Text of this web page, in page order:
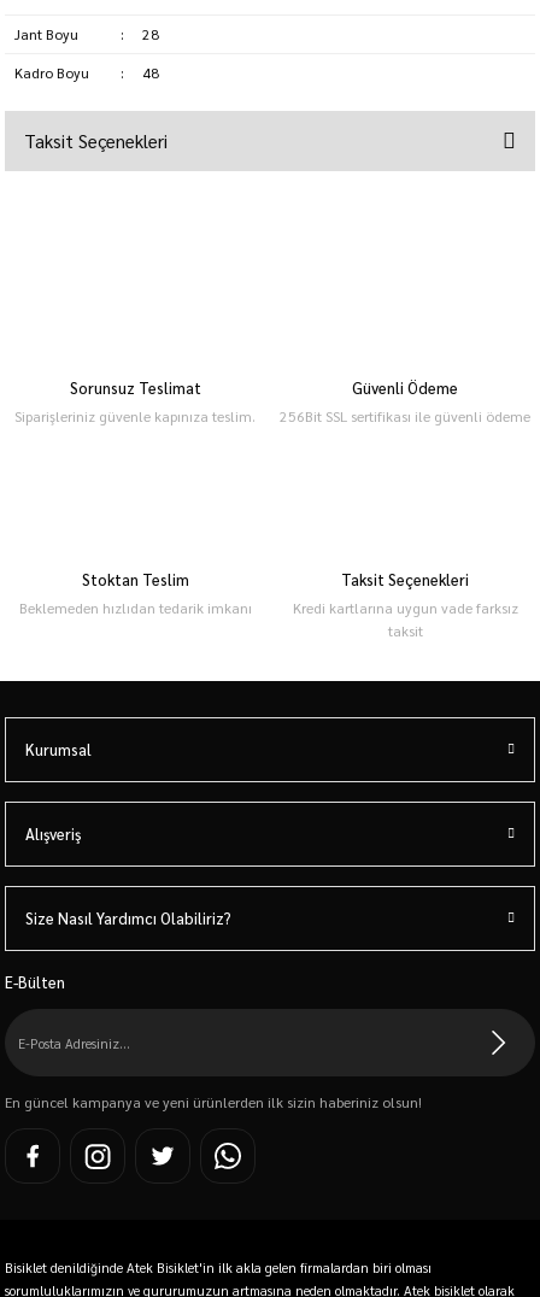
Jant Boyu :
28
Kadro Boyu
: 48
Taksit Seçenekleri
Sorunsuz Teslimat
Siparişleriniz güvenle kapınıza teslim.
Güvenli Ödeme
256Bit SSL sertifikası ile güvenli ödeme
Stoktan Teslim
Beklemeden hızlıdan tedarik imkanı
Taksit Seçenekleri
Kredi kartlarına uygun vade farksız
taksit
Kurumsal
Alışveriş
Size Nasıl Yardımcı Olabiliriz?
E-Bülten
En güncel kampanya ve yeni ürünlerden ilk sizin haberiniz olsun!
Bisiklet denildiğinde Atek Bisiklet'in ilk akla gelen firmalardan biri olması
sorumluluklarımızın ve gururumuzun artmasına neden olmaktadır. Atek bisiklet olarak